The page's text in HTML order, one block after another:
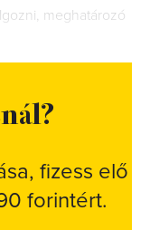
meghatározó
fizess elő
forintért.